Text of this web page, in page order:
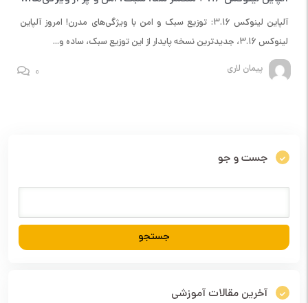
آلپاین لینوکس 3.16: توزیع سبک و امن با ویژگی‌های مدرن! امروز آلپاین
لینوکس 3.16، جدیدترین نسخه پایدار از این توزیع سبک، ساده و...
پیمان لاری
0
جست و جو
آخرین مقالات آموزشی